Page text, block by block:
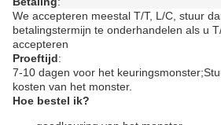
productie tot de na-inspectie voor
ben klaar.
Ons geloof:
1)
klant
Onze dienstfilosofie:
2) Geef